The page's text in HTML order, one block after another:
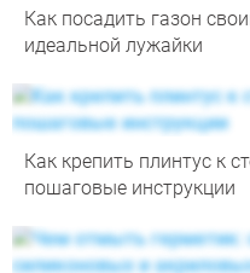
Как посадить газон
идеальной лужайки
Как крепить плинтус к
пошаговые инструкции